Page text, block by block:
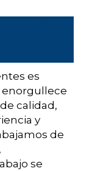
es
enorgullece
calidad,
y
de
se